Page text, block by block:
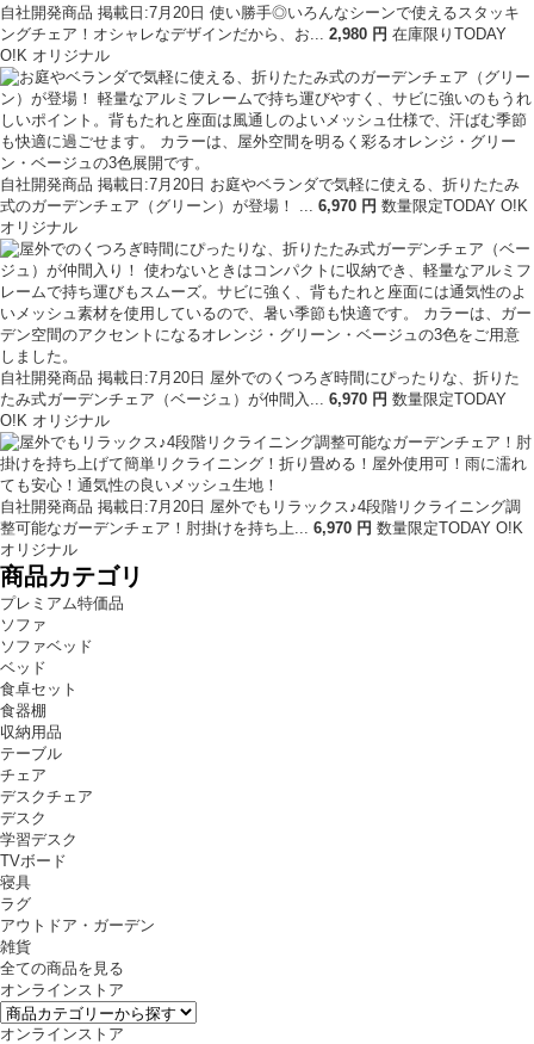
自社開発商品 掲載日:7月20日 使い勝手◎いろんなシーンで使えるスタッキ
ングチェア！オシャレなデザインだから、お... 2,980 円 在庫限り TODAY
O!K オリジナル
自社開発商品 掲載日:7月20日 お庭やベランダで気軽に使える、折りたたみ
式のガーデンチェア（グリーン）が登場！ ... 6,970 円 数量限定TODAY O!K
オリジナル
自社開発商品 掲載日:7月20日 屋外でのくつろぎ時間にぴったりな、折りた
たみ式ガーデンチェア（ベージュ）が仲間入... 6,970 円 数量限定TODAY
O!K オリジナル
自社開発商品 掲載日:7月20日 屋外でもリラックス♪4段階リクライニング調
整可能なガーデンチェア！肘掛けを持ち上... 6,970 円 数量限定TODAY O!K
オリジナル
商品カテゴリ
プレミアム特価品
ソファ
ソファベッド
ベッド
食卓セット
食器棚
収納用品
テーブル
チェア
デスクチェア
デスク
学習デスク
TVボード
寝具
ラグ
アウトドア・ガーデン
雑貨
全ての商品を見る
オンラインストア
オンラインストア